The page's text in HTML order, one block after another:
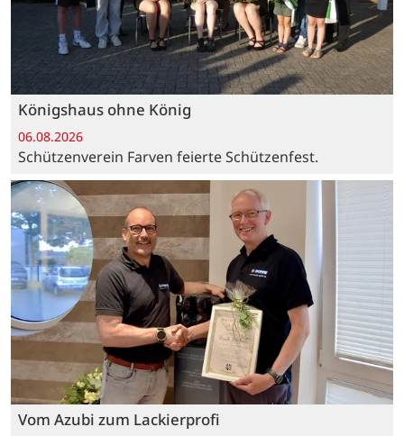
Königshaus ohne König
06.08.2026
Schützenverein Farven feierte Schützenfest.
Vom Azubi zum Lackierprofi